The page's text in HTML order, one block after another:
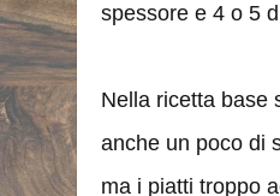
spessore e 4 o 5
Nella ricetta base
anche un poco di
ma i piatti troppo